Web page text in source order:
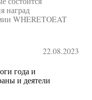
наград
WHERETOEAT
22.08.2023
года и
и деятели